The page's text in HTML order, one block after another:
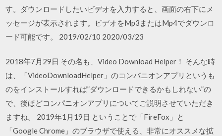
す。ダウンロードしたいビデオを入力すると、画面の右下にメ
ッセージが表示されます。ビデオをMp3またはMp4でダウンロ
ード可能です。 2019/02/10 2020/03/23
2018年7月29日 その名も、Video Download Helper！ そんな時
は、「VideoDownloadHelper」のコンパニオンアプリというも
のをインストールすれば”ダウンロードできるかもしれない”の
で、後ほどコンパニオンアプリについてご説明させていただき
ますね。 2019年1月19日 ということで「FireFox」と
「Google Chrome」のブラウザで使える、非常にオススメな拡